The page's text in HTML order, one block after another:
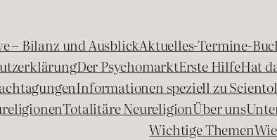
– Bilanz und AusblickAktuelles-Termine-
Der PsychomarktErste HilfeHat
Informationen speziell zu
Totalitäre NeureligionÜber uns
Wichtige Themen